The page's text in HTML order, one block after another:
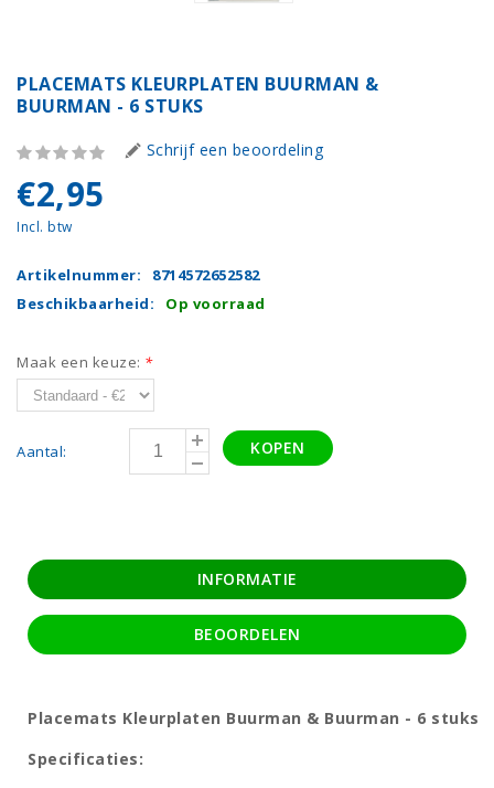
PLACEMATS KLEURPLATEN BUURMAN &
BUURMAN - 6 STUKS
Schrijf een beoordeling
€2,95
Incl. btw
Artikelnummer:
8714572652582
Beschikbaarheid:
Op voorraad
Maak een keuze: *
Aantal: KOPEN
INFORMATIE
BEOORDELEN
Placemats Kleurplaten Buurman & Buurman - 6 stuks
Specificaties: